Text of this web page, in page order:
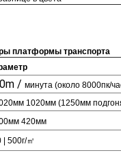
платформы транспорта
/ минута (около 8000пк/
1020мм (1250мм
420мм
| 500г/㎡